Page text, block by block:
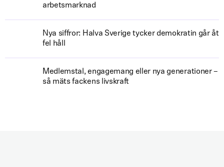
arbetsmarknad
Nya siffror: Halva Sverige tycker demokratin går åt
fel håll
Medlemstal, engagemang eller nya generationer –
så mäts fackens livskraft